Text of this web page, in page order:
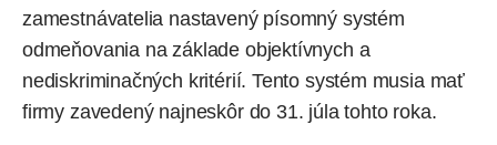
zamestnávatelia nastavený písomný systém
odmeňovania na základe objektívnych a
nediskriminačných kritérií. Tento systém musia mať
firmy zavedený najneskôr do 31. júla tohto roka.